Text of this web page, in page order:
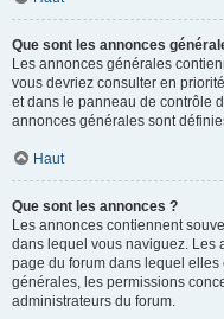
Que sont les annonces
Les annonces générales
vous devriez consulter en
et dans le panneau de contrôle
annonces générales sont
Haut
Que sont les annonces ?
Les annonces contiennent
dans lequel vous naviguez. Les
page du forum dans lequel
générales, les permissions
administrateurs du forum.